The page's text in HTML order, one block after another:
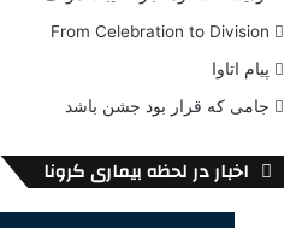
From Celebration to Division
پیام اتاوا
جامی که قرار بود جشن باشد
اخبار در لحظه بیماری کرونا